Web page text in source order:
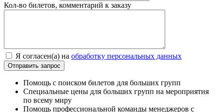
Кол-во билетов, комментарий к заказу
Я согласен(а) на обработку персональных данных
Помощь с поиском билетов для больших групп
Специальные цены для больших групп на мероприятия
по всему миру
Помощь профессиональной команды менеджеров с